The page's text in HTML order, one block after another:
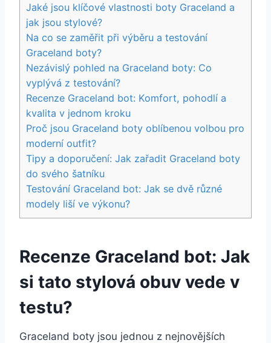
Jaké jsou klíčové ​vlastnosti boty Graceland a
jak ​jsou stylové?
Na ⁤co se zaměřit při výběru a​ testování
Graceland‌ boty?
Nezávislý pohled na Graceland boty: Co
⁢vyplývá z⁤ testování?
Recenze Graceland bot: Komfort, pohodlí a
kvalita v jednom kroku
Proč jsou Graceland​ boty⁣ oblíbenou volbou pro
moderní outfit?
Tipy a doporučení: Jak ⁤zařadit Graceland boty
‌do svého šatníku
Testování Graceland bot: Jak se dvě různé
modely liší ve výkonu?
Recenze Graceland⁣ bot: Jak
si tato stylová​ obuv⁤ vede v
⁣testu?
Graceland⁣ boty jsou jednou z ​nejnovějších